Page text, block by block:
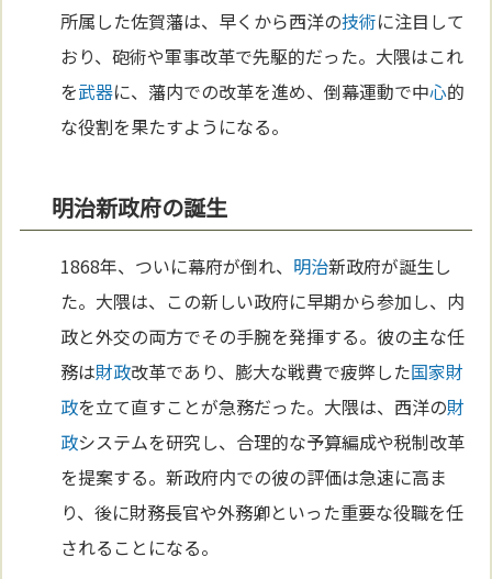
所属した佐賀藩は、早くから西洋の技術に注目して
おり、砲術や軍事改革で先駆的だった。大隈はこれ
を武器に、藩内での改革を進め、倒幕運動で中心的
な役割を果たすようになる。
明治新政府の誕生
1868年、ついに幕府が倒れ、 明治新政府が誕生し
た。大隈は、この新しい政府に早期から参加し、内
政と外交の両方でその手腕を発揮する。彼の主な任
務は財政改革であり、膨大な戦費で疲弊した国家財
政を立て直すことが急務だった。大隈は、西洋の財
政システムを研究し、合理的な予算編成や税制改革
を提案する。新政府内での彼の評価は急速に高ま
り、後に財務長官や外務卿といった重要な役職を任
されることになる。